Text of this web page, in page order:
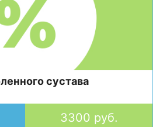
сустава
3300 руб.